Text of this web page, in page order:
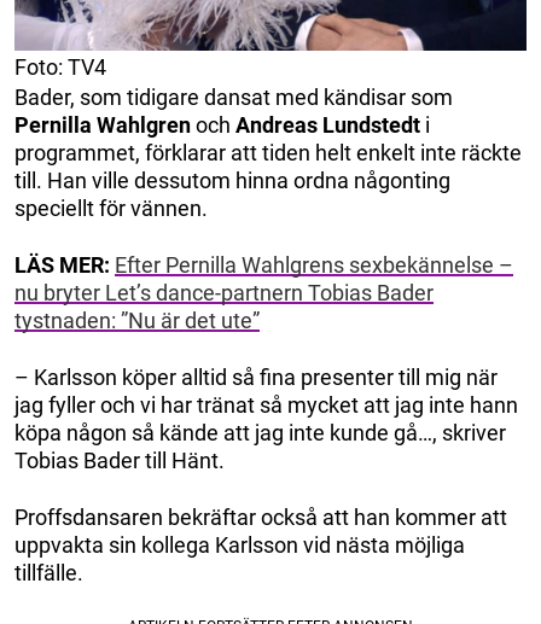
Foto: TV4
Bader, som tidigare dansat med kändisar som
Pernilla Wahlgrenoch Andreas Lundstedt i
programmet, förklarar att tiden helt enkelt inte räckte
till. Han ville dessutom hinna ordna någonting
speciellt för vännen.
LÄS MER: Efter Pernilla Wahlgrens sexbekännelse –
nu bryter Let’s dance-partnern Tobias Bader
tystnaden: ”Nu är det ute”
– Karlsson köper alltid så fina presenter till mig när
jag fyller och vi har tränat så mycket att jag inte hann
köpa någon så kände att jag inte kunde gå…, skriver
Tobias Bader till Hänt.
Proffsdansaren bekräftar också att han kommer att
uppvakta sin kollega Karlsson vid nästa möjliga
tillfälle.